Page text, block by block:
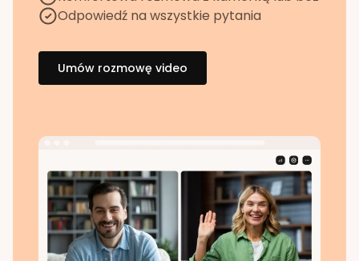
Odpowiedź na wszystkie pytania
Umów rozmowę video